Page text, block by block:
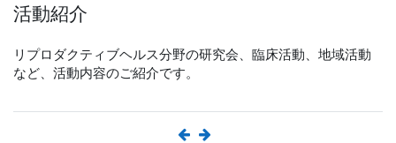
活動紹介
リプロダクティブヘルス分野の研究会、臨床活動、地域活動
など、活動内容のご紹介です。